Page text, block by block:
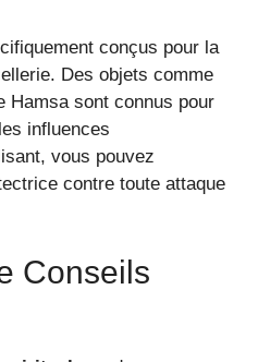
conçus pour la
Des objets comme
Hamsa sont connus pour
influences
vous pouvez
contre toute attaque
Conseils